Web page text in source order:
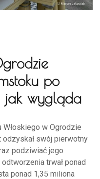
po
jak wygląda
Włoskiego w Ogrodzie
odzyskał swój pierwotny
podziwiać jego
trwał ponad
ponad 1,35 miliona